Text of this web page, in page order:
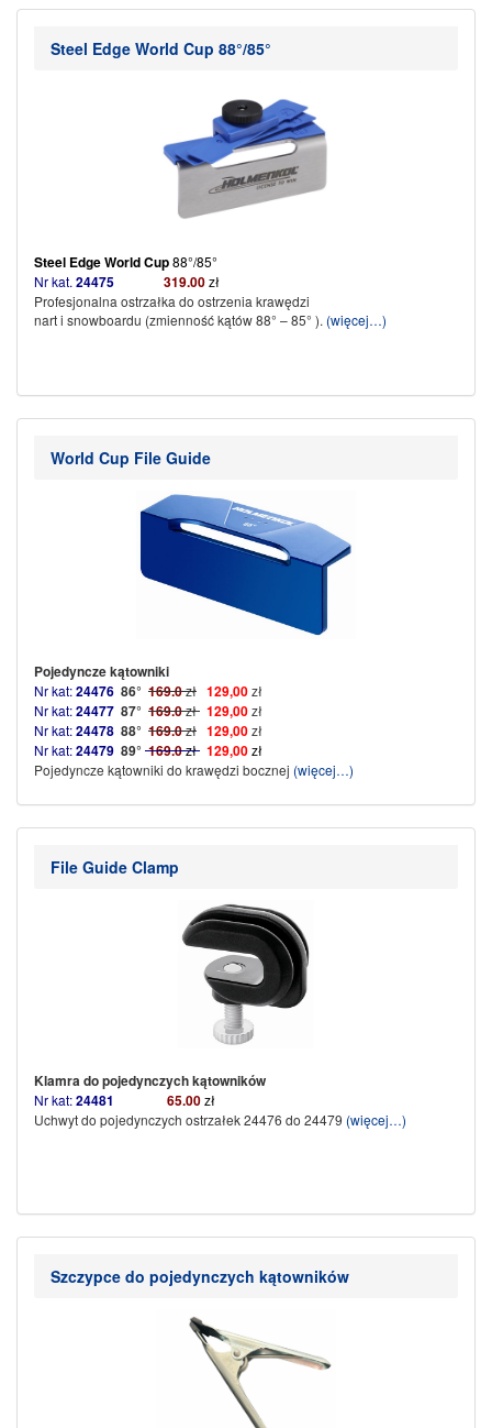
Steel Edge World Cup 88°/85°
Steel Edge World Cup88°/85°
Nr kat. 24475 319.00zł
Profesjonalna ostrzałka do ostrzenia krawędzi
nart i snowboardu (zmienność kątów 88° – 85° ). (więcej…)
World Cup File Guide
Pojedyncze kątowniki
Nr kat:24476 86° 169.0zł 129,00zł
Nr kat:24477 87° 169.0zł 129,00zł
Nr kat:24478 88° 169.0zł 129,00zł
Nr kat:24479 89° 169.0zł 129,00zł
Pojedyncze kątowniki do krawędzi bocznej (więcej…)
File Guide Clamp
Klamra do pojedynczych kątowników
Nr kat:24481 65.00zł
Uchwyt do pojedynczych ostrzałek 24476 do 24479 (więcej…)
Szczypce do pojedynczych kątowników